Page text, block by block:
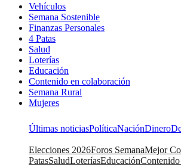
Vehículos
Semana Sostenible
Finanzas Personales
4 Patas
Salud
Loterías
Educación
Contenido en colaboración
Semana Rural
Mujeres
Últimas noticiasPolíticaNaciónDinero
Elecciones 2026Foros SemanaMejor
PatasSaludLoteríasEducación